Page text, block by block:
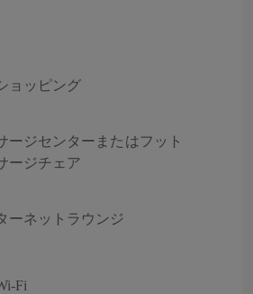
ョッピング
ージセンターまたはフット
ージチェア
ーネットラウンジ
Fi